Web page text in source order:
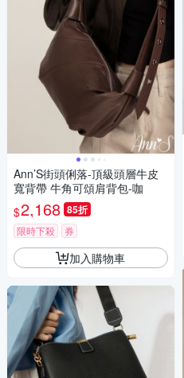
Ann’S街頭俐落-頂級頭層牛皮
寬背帶 牛角可頌肩背包-咖
$2,168 85折
限時下殺 券
加入購物車